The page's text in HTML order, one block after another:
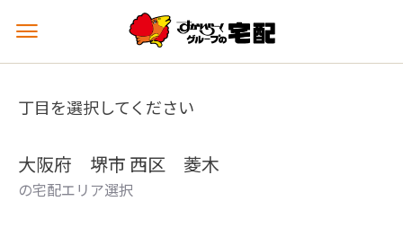
メ
ュ
を
丁目を選択してください
大阪府 堺市 西区 菱木
の宅配エリア選択